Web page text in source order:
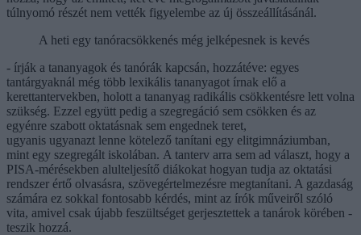
túlnyomó részét nem vették figyelembe az új összeállításánál.
A heti egy tanóracsökkenés még jelképesnek is kevés
- írják a tananyagok és tanórák kapcsán, hozzátéve: egyes
tantárgyaknál még több lexikális tananyagot írnak elő a
kerettantervekben, holott a tananyag radikális csökkentésre lett volna
szükség. Ezzel együtt pedig a szegregáció sem csökken és az
egyénre szabott oktatásnak sem engednek teret,
ugyanis ugyanazt lenne kötelező tanítani egy elitgimnáziumban,
mint egy szegregált iskolában. A tanterv arra sem ad választ, hogy a
PISA-mérésekben alulteljesítő diákokat hogyan tudja az oktatási
rendszer értő olvasásra, szövegértelmezésre megtanítani. A gazdaság
számára ez sokkal fontosabb kérdés, mint az írók műveiről szóló
vita, amivel csak újabb feszültséget gerjesztettek a tanárok körében -
teszik hozzá.